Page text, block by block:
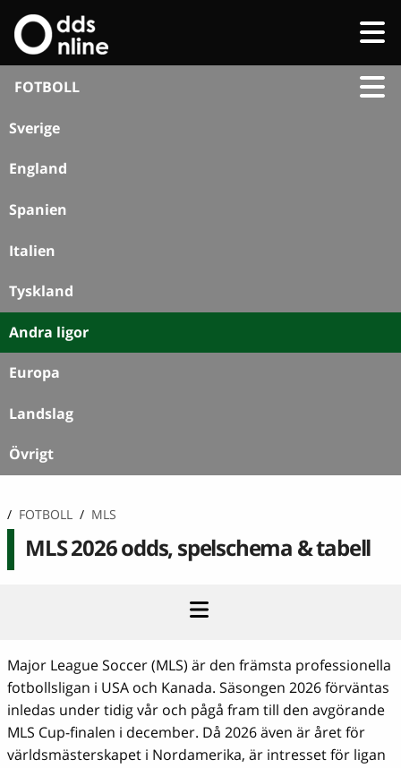
FOTBOLL
Sverige
England
Spanien
Italien
Tyskland
Andra ligor
Europa
Landslag
Övrigt
/ FOTBOLL / MLS
MLS 2026 odds, spelschema & tabell
Major League Soccer (MLS) är den främsta professionella
fotbollsligan i USA och Kanada. Säsongen 2026 förväntas
inledas under tidig vår och pågå fram till den avgörande
MLS Cup-finalen i december. Då 2026 även är året för
världsmästerskapet i Nordamerika, är intresset för ligan